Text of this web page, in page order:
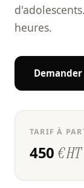
heures.
TARIF À
450€ HT